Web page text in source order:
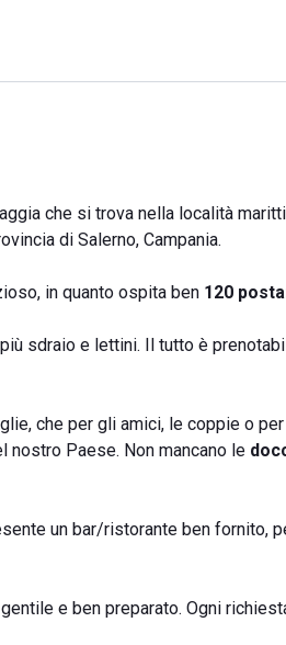
che si trova nella località
di Salerno, Campania.
in quanto ospita ben 120
sdraio e lettini. Il tutto è
che per gli amici, le coppie o
nostro Paese. Non mancano le
un bar/ristorante ben fornito,
e ben preparato. Ogni